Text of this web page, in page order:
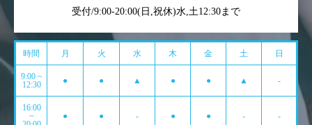
受付/9:00-20:00(日,祝休)水,土12:30まで
時間 月 火 水 木 金 土 日
9:00 ~
12:30
● ● ▲ ● ● ▲ -
16:00
~
● ● - ● ● - -